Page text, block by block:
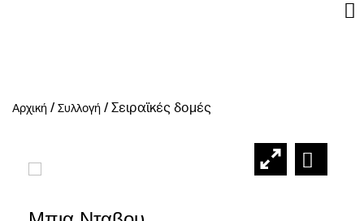
Αρχική / Συλλογή /Σειραϊκές δομές